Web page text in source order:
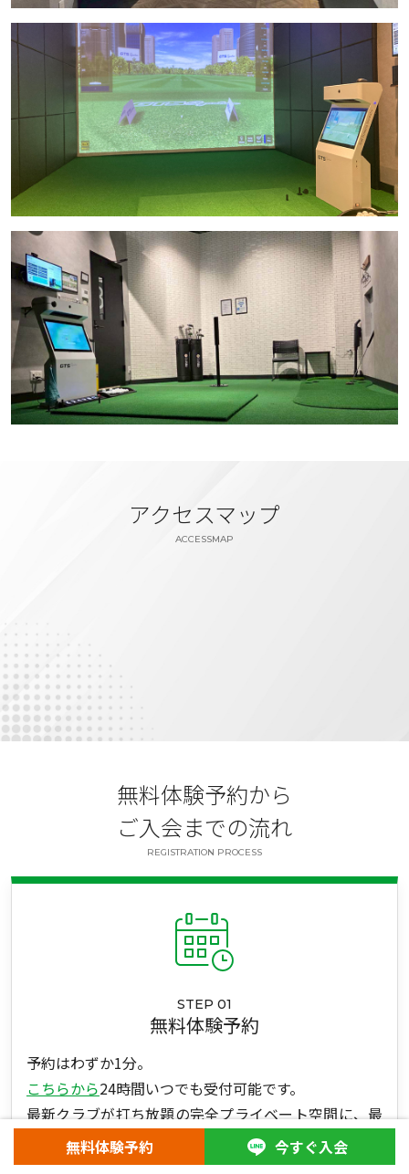
アクセスマップ
ACCESSMAP
無料体験予約から
ご入会までの流れ
REGISTRATION PROCESS
STEP 01
無料体験予約
予約はわずか1分。
こちらから24時間いつでも受付可能です。
最新クラブが打ち放題の完全プライベート空間に、最
新シミュレーターも完備。
誰にも気を遣わず、自分のペースで濃密な練習ができ
無料体験予約 今すぐ入会